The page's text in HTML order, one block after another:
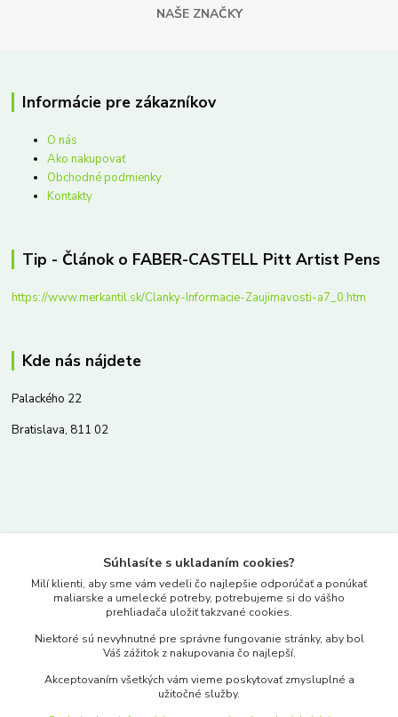
NAŠE ZNAČKY
Informácie pre zákazníkov
O nás
Ako nakupovať
Obchodné podmienky
Kontakty
Tip - Článok o FABER-CASTELL Pitt Artist Pens
https://www.merkantil.sk/Clanky-Informacie-Zaujimavosti-a7_0.htm
Kde nás nájdete
Palackého 22
Bratislava, 811 02
www.merkantil.sk
Pondelok-Piatok: 9.00-17.00hod.
objednavky@merkantil-obchod.sk
Súhlasíte s ukladaním cookies?
Milí klienti, aby sme vám vedeli čo najlepšie odporúčať a ponúkať
maliarske a umelecké potreby, potrebujeme si do vášho
prehliadača uložiť takzvané cookies.
Niektoré sú nevyhnutné pre správne fungovanie stránky, aby bol
Váš zážitok z nakupovania čo najlepší.
Akceptovaním všetkých vám vieme poskytovať zmysluplné a
užitočné služby.